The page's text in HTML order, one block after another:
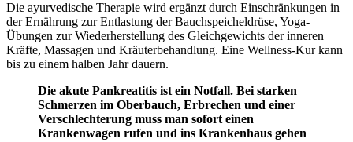
Die ayurvedische Therapie wird ergänzt durch Einschränkungen in
der Ernährung zur Entlastung der Bauchspeicheldrüse, Yoga-
Übungen zur Wiederherstellung des Gleichgewichts der inneren
Kräfte, Massagen und Kräuterbehandlung. Eine Wellness-Kur kann
bis zu einem halben Jahr dauern.
Die akute Pankreatitis ist ein Notfall. Bei starken
Schmerzen im Oberbauch, Erbrechen und einer
Verschlechterung muss man sofort einen
Krankenwagen rufen und ins Krankenhaus gehen